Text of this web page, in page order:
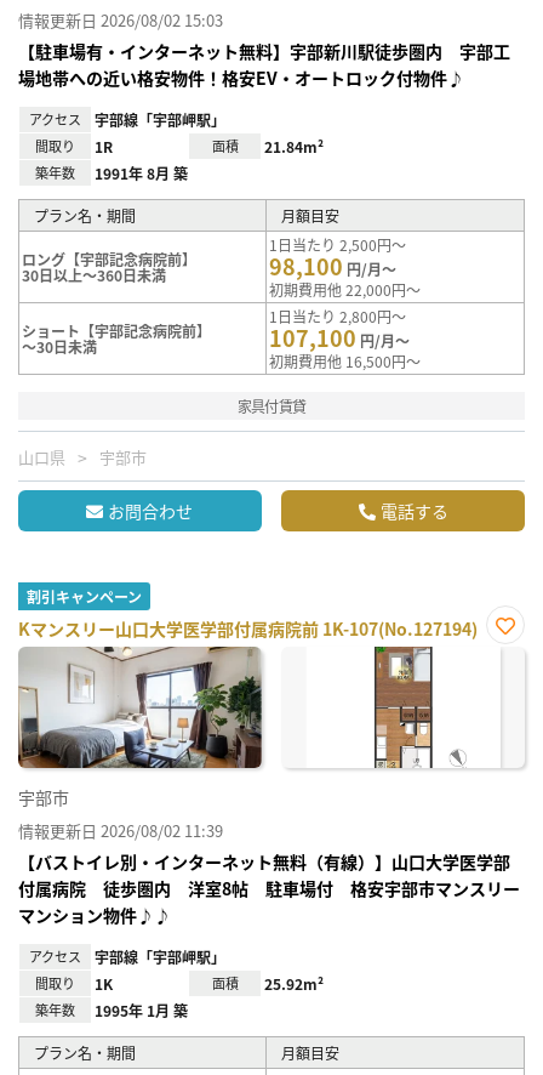
情報更新日 2026/08/02 15:03
【駐車場有・インターネット無料】宇部新川駅徒歩圏内 宇部工
場地帯への近い格安物件！格安EV・オートロック付物件♪
アクセス 宇部線「宇部岬駅」
間取り 1R 面積 21.84m²
築年数 1991年 8月 築
プラン名・期間 月額目安
ロング【宇部記念病院前】
30日以上～360日未満
1日当たり 2,500円～
98,100 円/月～
初期費用他 22,000円～
ショート【宇部記念病院前】
～30日未満
1日当たり 2,800円～
107,100 円/月～
初期費用他 16,500円～
家具付賃貸
山口県 宇部市
お問合わせ 電話する
割引キャンペーン
Kマンスリー山口大学医学部付属病院前 1K-107(No.127194)
お気
宇部市
情報更新日 2026/08/02 11:39
【バストイレ別・インターネット無料（有線）】山口大学医学部
付属病院 徒歩圏内 洋室8帖 駐車場付 格安宇部市マンスリー
マンション物件♪♪
アクセス 宇部線「宇部岬駅」
間取り 1K 面積 25.92m²
築年数 1995年 1月 築
プラン名・期間
月額目安